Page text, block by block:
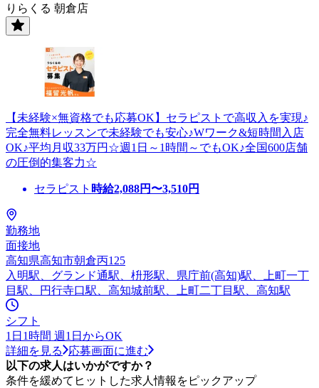
りらくる 朝倉店
【未経験×無資格でも応募OK】セラピストで高収入を実現♪
完全無料レッスンで未経験でも安心♪Wワーク&短時間入店
OK♪平均月収33万円☆週1日～1時間～でもOK♪全国600店舗
の圧倒的集客力☆
セラピスト 時給2,088円〜3,510円
勤務地
面接地
高知県高知市朝倉丙125
入明駅、グランド通駅、枡形駅、県庁前(高知)駅、上町一丁
目駅、円行寺口駅、高知城前駅、上町二丁目駅、高知駅
シフト
1日1時間 週1日からOK
詳細を見る
応募画面に進む
以下の求人はいかがですか？
条件を緩めてヒットした求人情報をピックアップ